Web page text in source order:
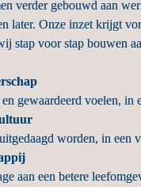
verder gebouwd aan
later. Onze inzet krijgt
stap voor stap bouwen
gewaardeerd voelen,
worden, in een
aan een betere